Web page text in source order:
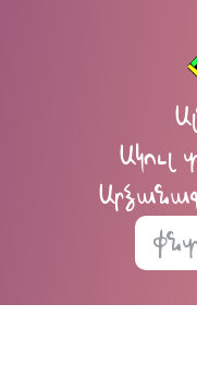
Ակուլ